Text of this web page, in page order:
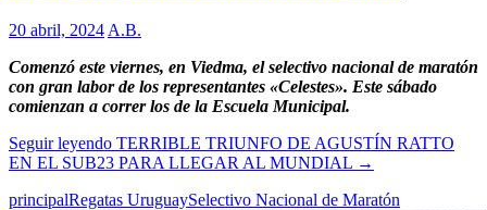
20 abril, 2024 A.B.
Comenzó este viernes, en Viedma, el selectivo nacional de maratón
con gran labor de los representantes «Celestes». Este sábado
comienzan a correr los de la Escuela Municipal.
Seguir leyendo TERRIBLE TRIUNFO DE AGUSTÍN RATTO
EN EL SUB23 PARA LLEGAR AL MUNDIAL →
principalRegatas UruguaySelectivo Nacional de Maratón